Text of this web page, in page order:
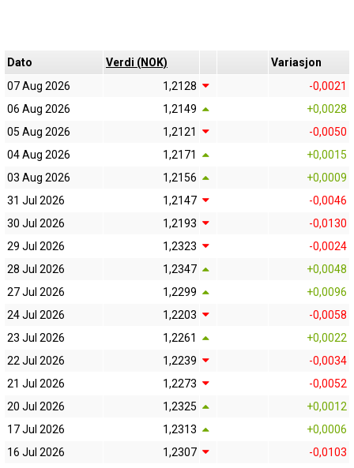
Dato Verdi (NOK)
Variasjon
07 Aug 2026
1,2128
-0,0021
06 Aug 2026
1,2149
+0,0028
05 Aug 2026
1,2121
-0,0050
04 Aug 2026
1,2171
+0,0015
03 Aug 2026
1,2156
+0,0009
31 Jul 2026
1,2147
-0,0046
30 Jul 2026
1,2193
-0,0130
29 Jul 2026
1,2323
-0,0024
28 Jul 2026
1,2347
+0,0048
27 Jul 2026
1,2299
+0,0096
24 Jul 2026
1,2203
-0,0058
23 Jul 2026
1,2261
+0,0022
22 Jul 2026
1,2239
-0,0034
21 Jul 2026
1,2273
-0,0052
20 Jul 2026
1,2325
+0,0012
17 Jul 2026
1,2313
+0,0006
16 Jul 2026
1,2307
-0,0103